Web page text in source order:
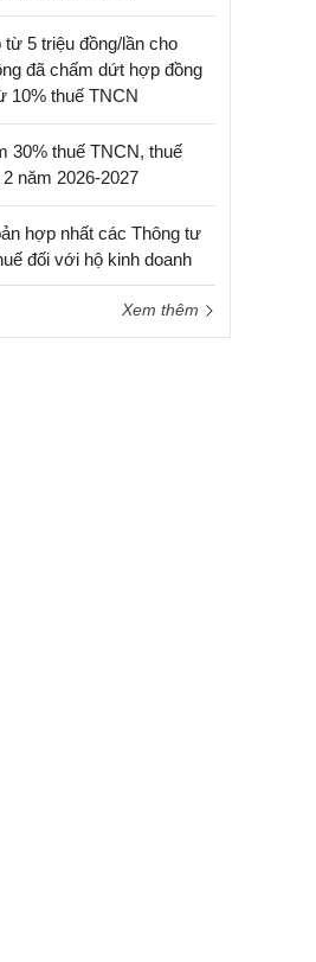
từ 5 triệu đồng/lần cho
đã chấm dứt hợp đồng
10% thuế TNCN
30% thuế TNCN, thuế
năm 2026-2027
hợp nhất các Thông tư
đối với hộ kinh doanh
Xem thêm